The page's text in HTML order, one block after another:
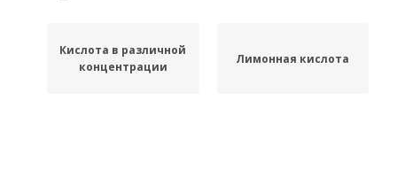
Кислота в различной
концентрации
Лимонная кислота